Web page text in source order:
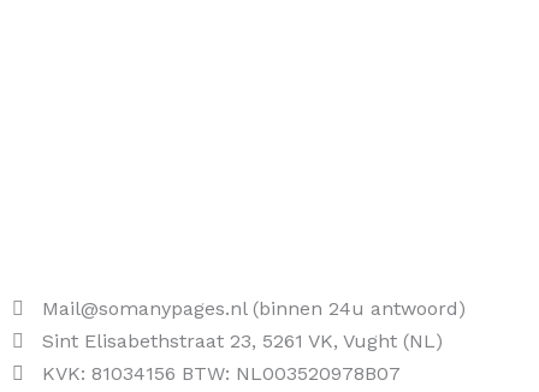
Mail@somanypages.nl (binnen 24u antwoord)
Sint Elisabethstraat 23, 5261 VK, Vught (NL)
KVK: 81034156 BTW: NL003520978B07